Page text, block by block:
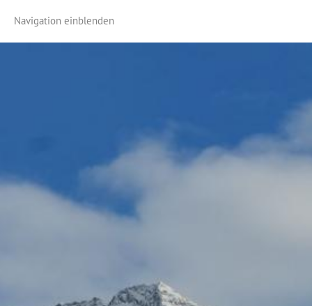
Navigation einblenden